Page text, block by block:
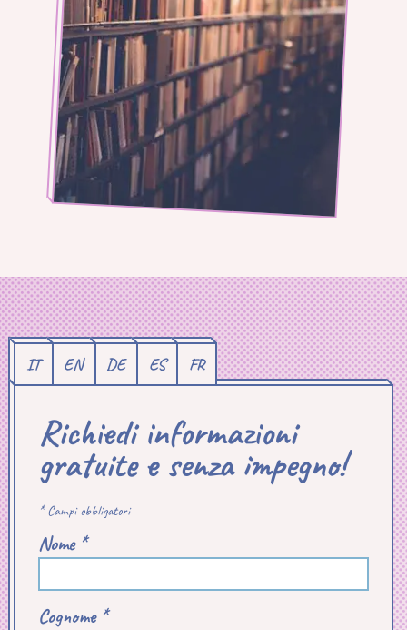
IT EN DE ES FR
Richiedi informazioni
gratuite e senza impegno!
* Campi obbligatori
Nome *
Cognome *